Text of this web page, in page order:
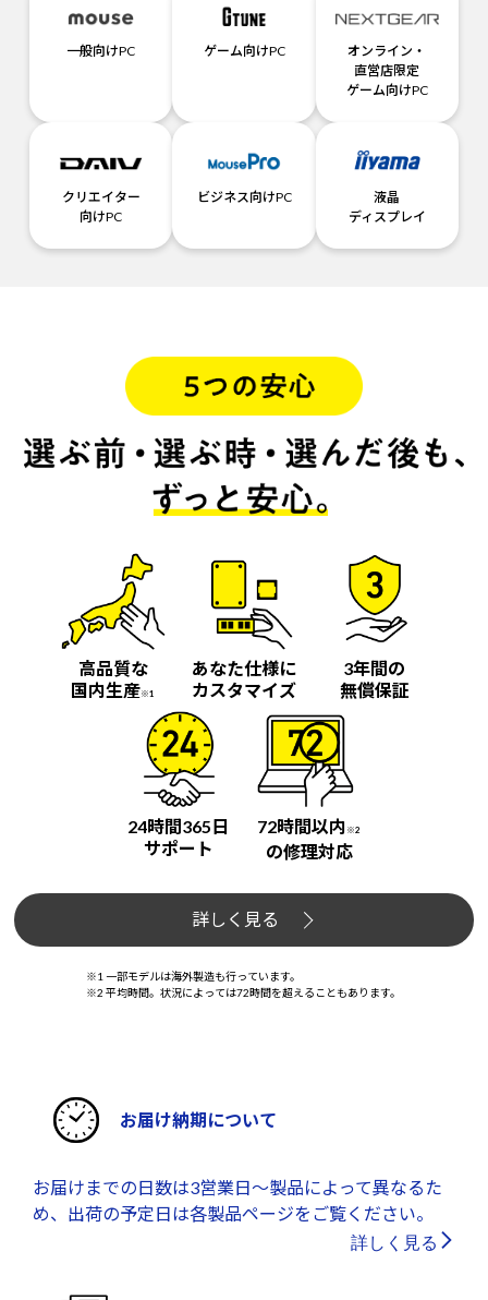
一般向けPC ゲーム向けPC
オンライン・
直営店限定
ゲーム向けPC
クリエイター
向けPC
ビジネス向けPC
液晶
ディスプレイ
高品質な
国内生産※1
あなた仕様に
カスタマイズ
3年間の
無償保証
24時間365日
サポート
72時間以内 ※2
の修理対応
詳しく見る
※1 一部モデルは海外製造も行っています。
※2 平均時間。状況によっては72時間を超えることもあります。
お届け納期について
お届けまでの日数は3営業日～製品によって異なるた
め、出荷の予定日は各製品ページをご覧ください。
詳しく見る